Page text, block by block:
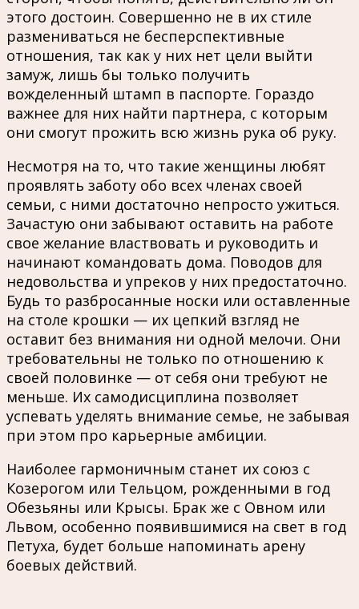
этого достоин. Совершенно не в их стиле
размениваться не бесперспективные
отношения, так как у них нет цели выйти
замуж, лишь бы только получить
вожделенный штамп в паспорте. Гораздо
важнее для них найти партнера, с которым
они смогут прожить всю жизнь рука об руку.
Несмотря на то, что такие женщины любят
проявлять заботу обо всех членах своей
семьи, с ними достаточно непросто ужиться.
Зачастую они забывают оставить на работе
свое желание властвовать и руководить и
начинают командовать дома. Поводов для
недовольства и упреков у них предостаточно.
Будь то разбросанные носки или оставленные
на столе крошки — их цепкий взгляд не
оставит без внимания ни одной мелочи. Они
требовательны не только по отношению к
своей половинке — от себя они требуют не
меньше. Их самодисциплина позволяет
успевать уделять внимание семье, не забывая
при этом про карьерные амбиции.
Наиболее гармоничным станет их союз с
Козерогом или Тельцом, рожденными в год
Обезьяны или Крысы. Брак же с Овном или
Львом, особенно появившимися на свет в год
Петуха, будет больше напоминать арену
боевых действий.